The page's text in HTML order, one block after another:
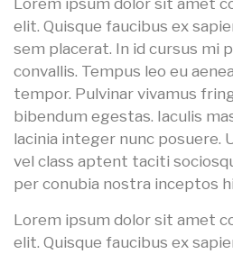
Lorem ipsum dolor sit amet
elit. Quisque faucibus ex
sem placerat. In id cursus mi
convallis. Tempus leo eu
tempor. Pulvinar vivamus
bibendum egestas. Iaculis
lacinia integer nunc posuere.
vel class aptent taciti
per conubia nostra inceptos
Lorem ipsum dolor sit amet
elit. Quisque faucibus ex